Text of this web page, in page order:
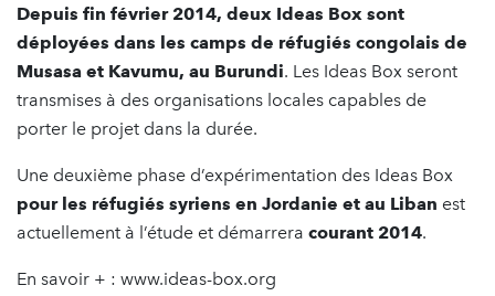
Depuis fin février 2014, deux Ideas Box sont
déployées dans les camps de réfugiés congolais de
Musasa et Kavumu, au Burundi. Les Ideas Box seront
transmises à des organisations locales capables de
porter le projet dans la durée.
Une deuxième phase d’expérimentation des Ideas Box
pour les réfugiés syriens en Jordanie et au Liban est
actuellement à l’étude et démarrera courant 2014.
En savoir + : www.ideas-box.org